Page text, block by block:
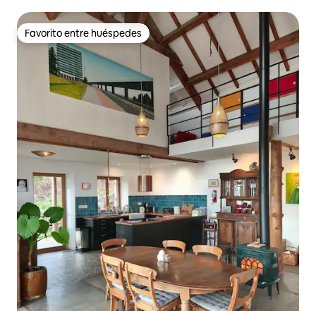
Favorito entre huéspedes
Favorito entre huéspedes